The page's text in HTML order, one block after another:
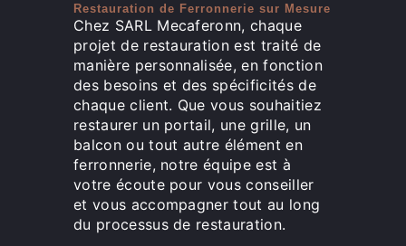
Restauration de Ferronnerie sur Mesure
Chez SARL Mecaferonn, chaque
projet de restauration est traité de
manière personnalisée, en fonction
des besoins et des spécificités de
chaque client. Que vous souhaitiez
restaurer un portail, une grille, un
balcon ou tout autre élément en
ferronnerie, notre équipe est à
votre écoute pour vous conseiller
et vous accompagner tout au long
du processus de restauration.